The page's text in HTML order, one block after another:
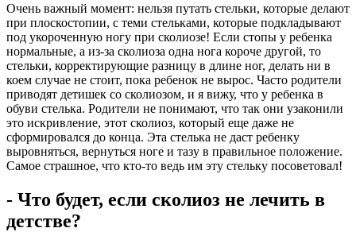
Очень важный момент: нельзя путать стельки, которые делают
при плоскостопии, с теми стельками, которые подкладывают
под укороченную ногу при сколиозе! Если стопы у ребенка
нормальные, а из-за сколиоза одна нога короче другой, то
стельки, корректирующие разницу в длине ног, делать ни в
коем случае не стоит, пока ребенок не вырос. Часто родители
приводят детишек со сколиозом, и я вижу, что у ребенка в
обуви стелька. Родители не понимают, что так они узаконили
это искривление, этот сколиоз, который еще даже не
сформировался до конца. Эта стелька не даст ребенку
выровняться, вернуться ноге и тазу в правильное положение.
Самое страшное, что кто-то ведь им эту стельку посоветовал!
- Что будет, если сколиоз не лечить в
детстве?